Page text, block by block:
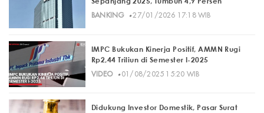
BANKING· 27/01/2026 17:18 WIB
IMPC Bukukan Kinerja Positif, AMMN Rugi
Rp2,44 Triliun di Semester I-2025
VIDEO· 01/08/2025 15:20 WIB
Didukung Investor Domestik, Pasar Surat